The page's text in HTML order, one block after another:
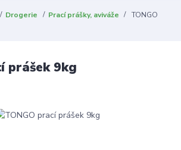
Drogerie Prací prášky, aviváže
TONGO
prášek 9kg